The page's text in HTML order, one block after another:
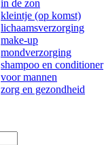
in de zon
kleintje (op komst)
lichaamsverzorging
make-up
mondverzorging
shampoo en conditioner
voor mannen
zorg en gezondheid